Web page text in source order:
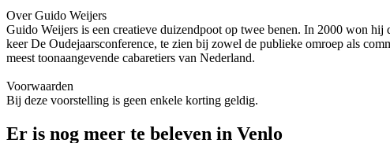
Over Guido Weijers
Guido Weijers is een creatieve duizendpoot op twee benen. In 2000 won
keer De Oudejaarsconference, te zien bij zowel de publieke omroep als
meest toonaangevende cabaretiers van Nederland.
Voorwaarden
Bij deze voorstelling is geen enkele korting geldig.
Er is nog meer te beleven in Venlo